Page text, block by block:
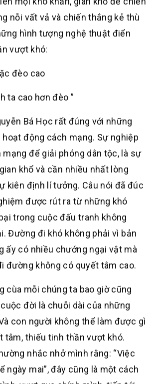
nỗi vất vả và chiến thắng kẻ thù
hình tượng nghệ thuật điển
vượt khó:
đèo cao
ta cao hơn đèo ”
Bá Học rất đúng với những
hoạt động cách mạng. Sự nghiệp
để giải phóng dân tộc, là sự
khổ và cần nhiều nhất lòng
kiên định lí tưởng. Câu nói đã đúc
được rút ra từ những khó
trong cuộc đấu tranh không
Đường đi khó không phải vì bản
ấy có nhiều chướng ngại vật mà
đường không có quyết tâm cao.
cùa mỗi chúng ta bao giờ cũng
đời là chuỗi dài của những
con người không thể làm được gì
tâm, thiếu tinh thần vượt khó.
nhắc nhở mình rằng: “Việc
ngày mai”, đây cũng là một cách